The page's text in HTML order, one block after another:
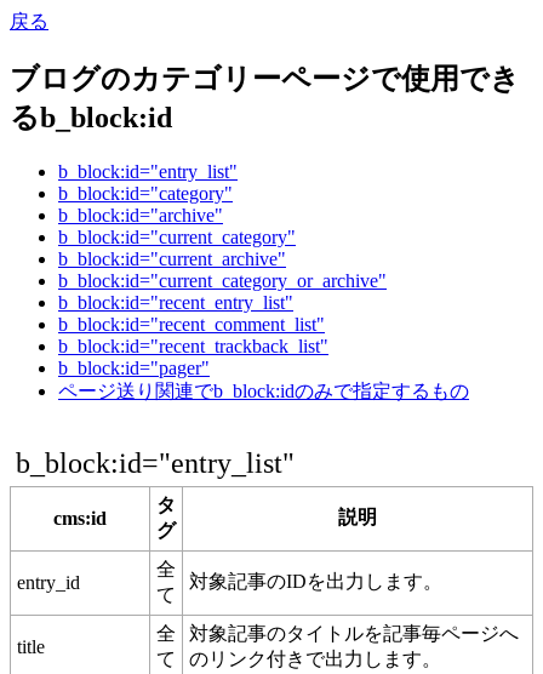
戻る
ブログのカテゴリーページで使用でき
るb_block:id
b_block:id="entry_list"
b_block:id="category"
b_block:id="archive"
b_block:id="current_category"
b_block:id="current_archive"
b_block:id="current_category_or_archive"
b_block:id="recent_entry_list"
b_block:id="recent_comment_list"
b_block:id="recent_trackback_list"
b_block:id="pager"
ページ送り関連でb_block:idのみで指定するもの
b_block:id="entry_list"
cms:id
タ
グ
説明
entry_id
全
て
対象記事のIDを出力します。
title
全
て
対象記事のタイトルを記事毎ページへ
のリンク付きで出力します。